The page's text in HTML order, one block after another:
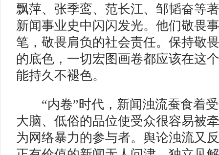
飘萍、张季鸾、范长江、邹韬奋等
新闻事业史中闪闪发光。他们敬畏
笔，敬畏肩负的社会责任。保持敬
的底色，一切宏图画卷都应该在这
能持久不褪色。
“内卷”时代，新闻浊流蚕食着受
大脑、低俗的品位使受众很容易被
为网络暴力的参与者。舆论浊流又